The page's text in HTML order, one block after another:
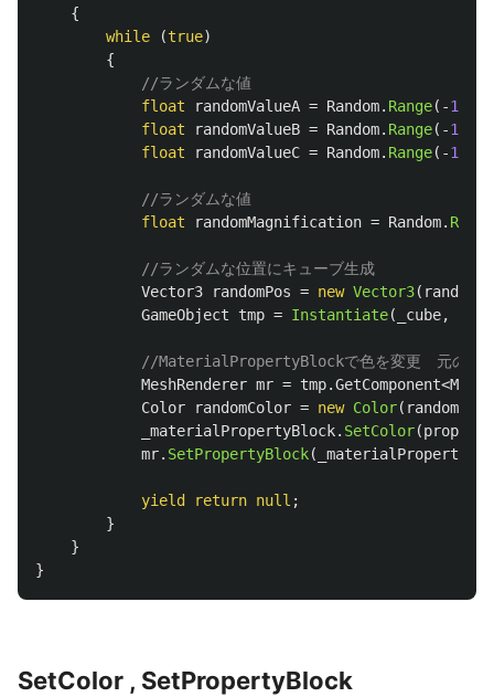
{
while
(true)
{
//ランダムな値
float
randomValueA = Random. Range(-1.0f
float
randomValueB = Random. Range(-1.0f
float
randomValueC = Random. Range(-1.0f
//ランダムな値
float
randomMagnification = Random. Range
//ランダムな位置にキューブ生成
Vector3
randomPos = new Vector3(
GameObject
tmp = Instantiate( _cube,
//MaterialPropertyBlockで色を変更　元のマテ
MeshRenderer mr = tmp.GetComponent<
Color
randomColor = new Color(
_materialPropertyBlock. SetColor(
mr. SetPropertyBlock(
yield return null ;
}
}
}
SetColor , SetPropertyBlock